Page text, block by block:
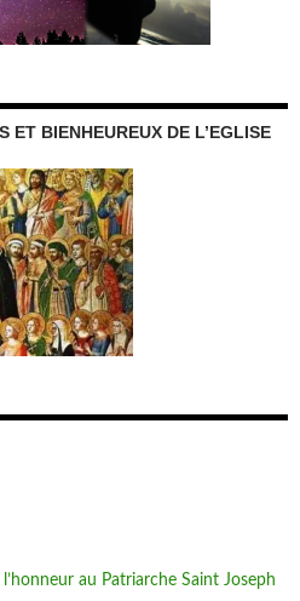
ET BIENHEUREUX DE L’EGLISE
l’honneur au Patriarche Saint Joseph